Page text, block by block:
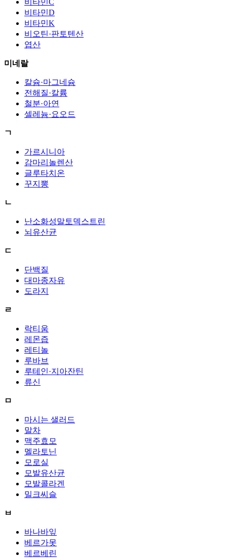
비타민D
비타민K
비오틴·판토텐산
엽산
미네랄
칼슘·마그네슘
전해질·칼륨
철분·아연
셀레늄·요오드
ㄱ
가르시니아
감마리놀렌산
글루타치온
꾸지뽕
ㄴ
난소화성말토덱스트린
뇌유산균
ㄷ
단백질
대마종자유
도라지
ㄹ
락티움
레몬즙
레티놀
루바브
루테인·지아잔틴
류신
ㅁ
마시는 샐러드
말차
맥주효모
멜라토닌
모로실
모발유산균
모발콜라겐
밀크씨슬
ㅂ
바나바잎
베르가못
베르베린